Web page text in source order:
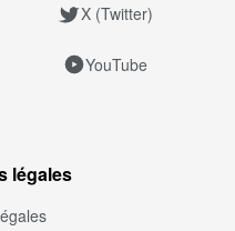
X (Twitter)
YouTube
légales